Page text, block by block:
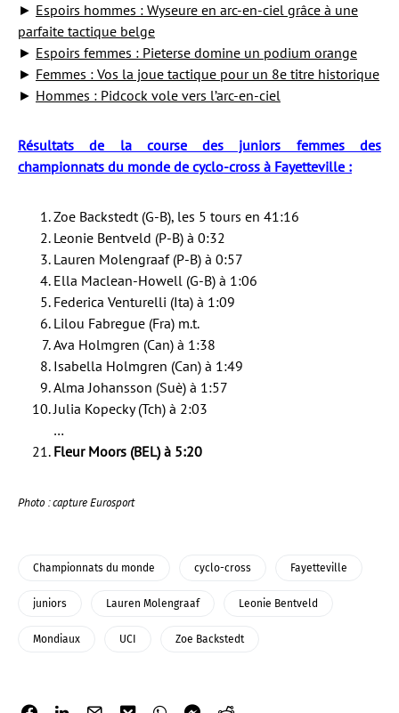
► Espoirs hommes : Wyseure en arc-en-ciel grâce à une
parfaite tactique belge
► Espoirs femmes : Pieterse domine un podium orange
► Femmes : Vos la joue tactique pour un 8e titre historique
► Hommes : Pidcock vole vers l’arc-en-ciel
Résultats de la course des juniors femmes des
championnats du monde de cyclo-cross à Fayetteville :
Zoe Backstedt (G-B), les 5 tours en 41:16
Leonie Bentveld (P-B) à 0:32
Lauren Molengraaf (P-B) à 0:57
Ella Maclean-Howell (G-B) à 1:06
Federica Venturelli (Ita) à 1:09
Lilou Fabregue (Fra) m.t.
Ava Holmgren (Can) à 1:38
Isabella Holmgren (Can) à 1:49
Alma Johansson (Suè) à 1:57
Julia Kopecky (Tch) à 2:03
…
Fleur Moors (BEL) à 5:20
Photo : capture Eurosport
Championnats du monde cyclo-cross Fayetteville
juniors Lauren Molengraaf Leonie Bentveld
Mondiaux UCI Zoe Backstedt